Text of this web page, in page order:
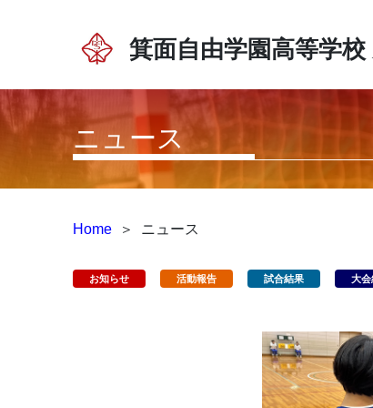
箕面自由学園高等学校
ニュース
Home ＞ ニュース